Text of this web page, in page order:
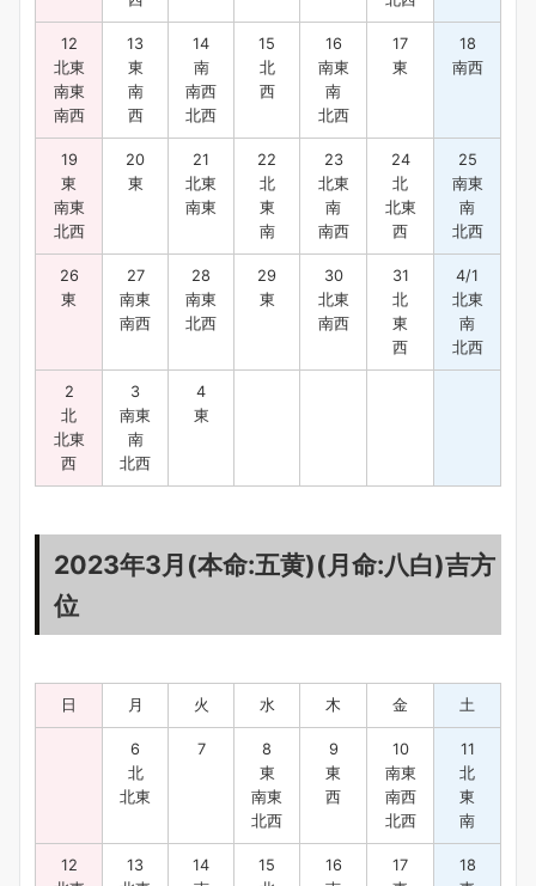
12
北東
南東
南西
13
東
南
西
14
南
南西
北西
15
北
西
16
南東
南
北西
17
東
18
南西
19
東
南東
北西
20
東
21
北東
南東
22
北
東
南
23
北東
南
南西
24
北
北東
西
25
南東
南
北西
26
東
27
南東
南西
28
南東
北西
29
東
30
北東
南西
31
北
東
西
4/1
北東
南
北西
2
北
北東
西
3
南東
南
北西
4
東
2023年3月(本命:五黄)(月命:八白)吉方
位
日 月 火 水 木 金 土
6
北
北東
7
8
東
南東
北西
9
東
西
10
南東
南西
北西
11
北
東
南
12
13
14
15
16
17
18